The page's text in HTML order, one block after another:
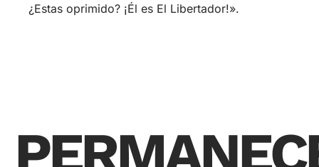
¿Estas oprimido? ¡Él es El Libertador!».